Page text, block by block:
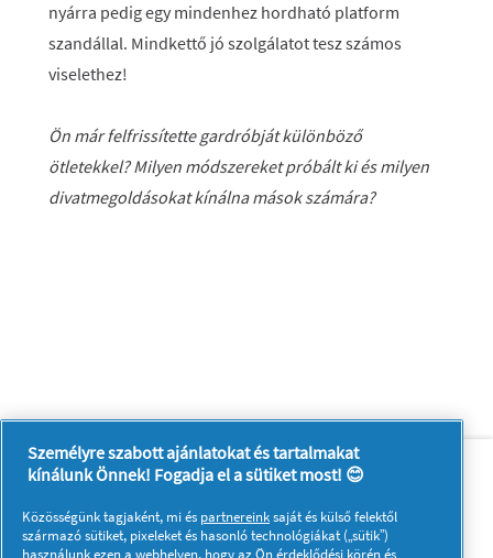
nyárra pedig egy mindenhez hordható platform
szandállal. Mindkettő jó szolgálatot tesz számos
viselethez!
Ön már felfrissítette gardróbját különböző
ötletekkel? Milyen módszereket próbált ki és milyen
divatmegoldásokat kínálna mások számára?
Rólunk
Kapcsolatfelvétel
A pg.com felkeresése
Kövessen minket:
Személyre szabott ajánlatokat és tartalmakat
kínálunk Önnek! Fogadja el a sütiket most! 😊
Közösségünk tagjaként, mi és partnereinksaját és külső felektől
származó sütiket, pixeleket és hasonló technológiákat („sütik”)